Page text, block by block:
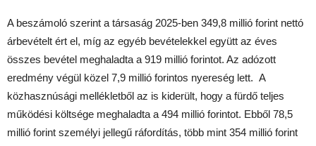
A beszámoló szerint a társaság 2025-ben 349,8 millió forint nettó
árbevételt ért el, míg az egyéb bevételekkel együtt az éves
összes bevétel meghaladta a 919 millió forintot. Az adózott
eredmény végül közel 7,9 millió forintos nyereség lett. A
közhasznúsági mellékletből az is kiderült, hogy a fürdő teljes
működési költsége meghaladta a 494 millió forintot. Ebből 78,5
millió forint személyi jellegű ráfordítás, több mint 354 millió forint